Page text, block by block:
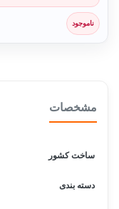
ناموجود
مشخصات
ساخت کشور
دسته بندی